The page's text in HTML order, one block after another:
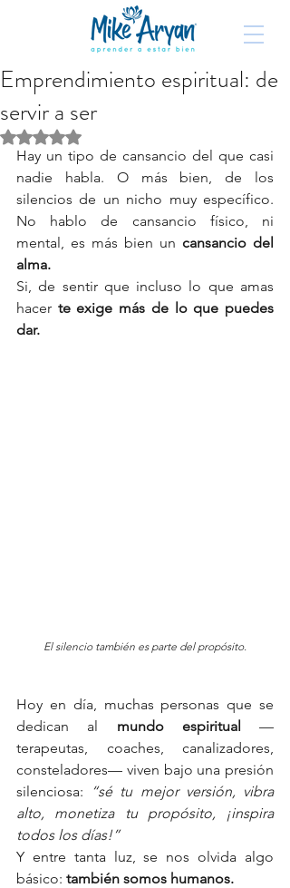
Emprendimiento espiritual: de
servir a ser
Obtuvo NaN de 5 estrellas.
Hay un tipo de cansancio del que casi
nadie habla. O más bien, de los
silencios de un nicho muy específico.
No hablo de cansancio físico, ni
mental, es más bien un cansancio del
alma.
Si, de sentir que incluso lo que amas
hacer te exige más de lo que puedes
dar.
El silencio también es parte del propósito.
Hoy en día, muchas personas que se
dedican al mundo espiritual —
terapeutas, coaches, canalizadores,
consteladores— viven bajo una presión
silenciosa:
“sé tu mejor versión, vibra
alto, monetiza tu propósito, ¡inspira
todos los días!”
Y entre tanta luz, se nos olvida algo
básico: también somos humanos.